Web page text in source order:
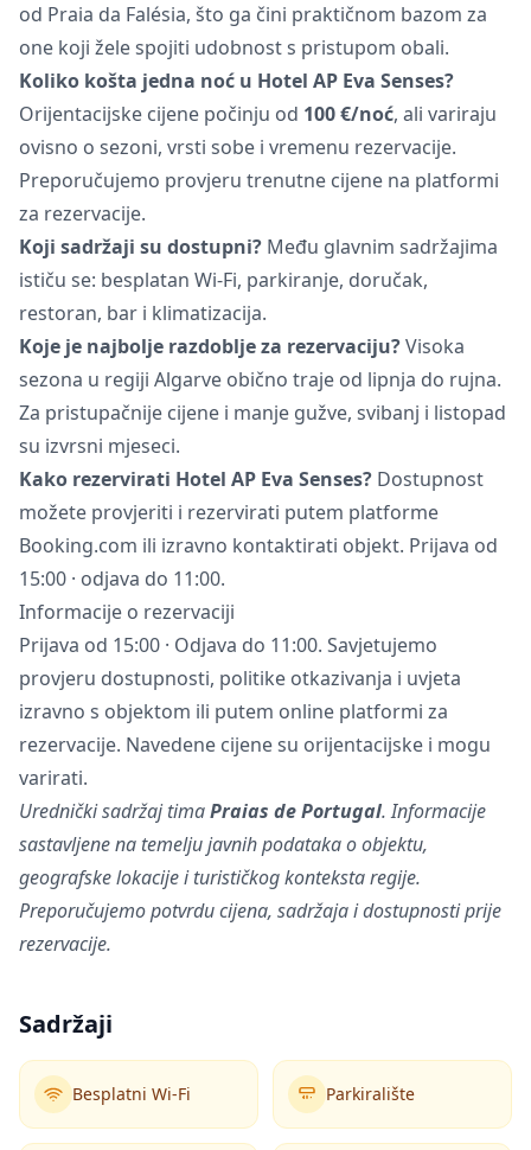
od Praia da Falésia, što ga čini praktičnom bazom za
one koji žele spojiti udobnost s pristupom obali.
Koliko košta jedna noć u Hotel AP Eva Senses?
Orijentacijske cijene počinju od 100 €/noć, ali variraju
ovisno o sezoni, vrsti sobe i vremenu rezervacije.
Preporučujemo provjeru trenutne cijene na platformi
za rezervacije.
Koji sadržaji su dostupni? Među glavnim sadržajima
ističu se: besplatan Wi-Fi, parkiranje, doručak,
restoran, bar i klimatizacija.
Koje je najbolje razdoblje za rezervaciju?Visoka
sezona u regiji Algarve obično traje od lipnja do rujna.
Za pristupačnije cijene i manje gužve, svibanj i listopad
su izvrsni mjeseci.
Kako rezervirati Hotel AP Eva Senses? Dostupnost
možete provjeriti i rezervirati putem platforme
Booking.com ili izravno kontaktirati objekt. Prijava od
15:00 · odjava do 11:00.
Informacije o rezervaciji
Prijava od 15:00 · Odjava do 11:00. Savjetujemo
provjeru dostupnosti, politike otkazivanja i uvjeta
izravno s objektom ili putem online platformi za
rezervacije. Navedene cijene su orijentacijske i mogu
varirati.
Urednički sadržaj timaPraias de Portugal. Informacije
sastavljene na temelju javnih podataka o objektu,
geografske lokacije i turističkog konteksta regije.
Preporučujemo potvrdu cijena, sadržaja i dostupnosti prije
rezervacije.
Sadržaji
Besplatni Wi-Fi Parkiralište